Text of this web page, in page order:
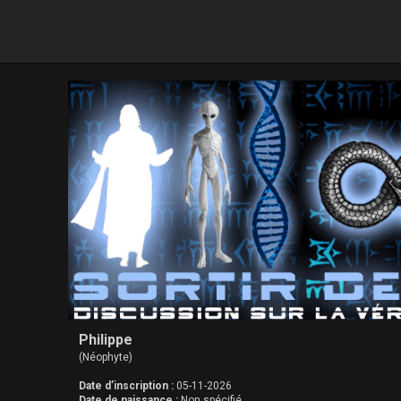
Philippe
(Néophyte)
Date d’inscription : 05-11-2026